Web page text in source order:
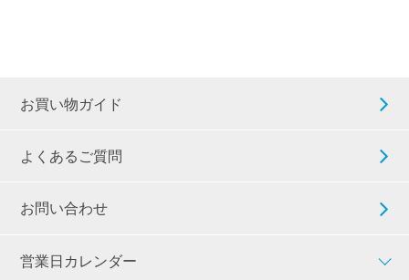
お買い物ガイド
よくあるご質問
お問い合わせ
営業日カレンダー